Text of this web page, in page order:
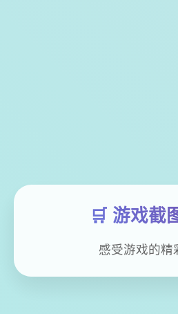
🛒 游戏截
感受游戏的精